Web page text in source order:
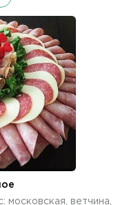
московская, ветчина,